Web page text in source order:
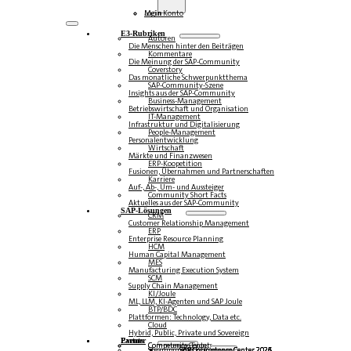
Login
Mein Konto
E3-Rubriken
Autoren
Die Menschen hinter den Beiträgen
Kommentare
Die Meinung der SAP-Community
Coverstory
Das monatliche Schwerpunktthema
SAP-Community-Szene
Insights aus der SAP-Community
Business-Management
Betriebswirtschaft und Organisation
IT-Management
Infrastruktur und Digitalisierung
People-Management
Personalentwicklung
Wirtschaft
Märkte und Finanzwesen
ERP-Koopetition
Fusionen, Übernahmen und Partnerschaften
Karriere
Auf-, Ab-, Um- und Aussteiger
Community Short Facts
Aktuelles aus der SAP-Community
SAP-Lösungen
CRM
Customer Relationship Management
ERP
Enterprise Resource Planning
HCM
Human Capital Management
MES
Manufacturing Execution System
SCM
Supply Chain Management
KI/Joule
ML, LLM, KI-Agenten und SAP Joule
BTP/BDC
Plattformen: Technology, Data etc.
Cloud
Hybrid, Public, Private und Sovereign
Partner
Events Community-Events
Competence Center